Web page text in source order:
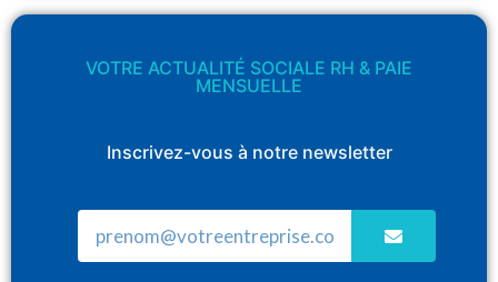
VOTRE ACTUALITÉ SOCIALE RH & PAIE
MENSUELLE
Inscrivez-vous à notre newsletter